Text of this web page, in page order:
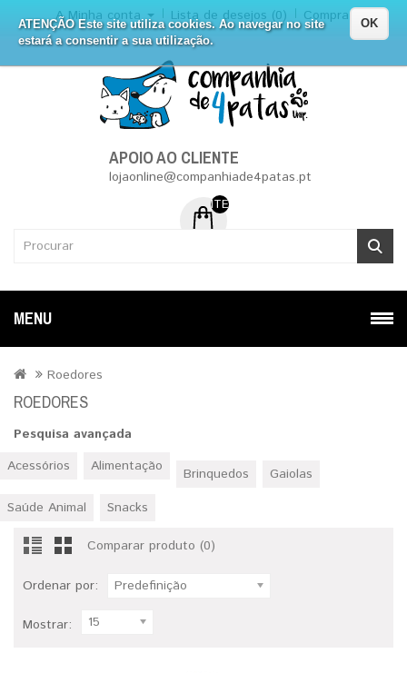
ATENÇÃO Este site utiliza cookies. Ao navegar no site
estará a consentir a sua utilização.
OK
A Minha conta Lista de desejos (0) Compra
APOIO AO CLIENTE
lojaonline@companhiade4patas.pt
ITEM (NS) DE 0 - 0.00€
MENU
Roedores
ROEDORES
Pesquisa avançada
Acessórios
Alimentação Brinquedos
Gaiolas
Saúde Animal
Snacks
Comparar produto (0)
Ordenar por: Predefinição
Mostrar: 15